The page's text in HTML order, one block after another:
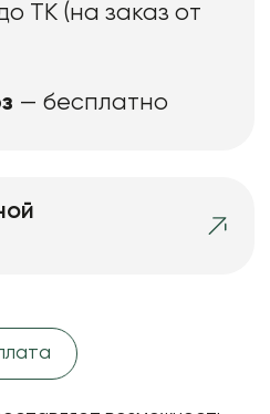
ТК (на заказ от
— бесплатно